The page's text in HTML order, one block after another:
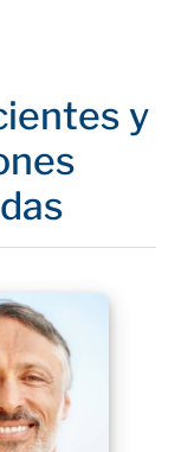
y